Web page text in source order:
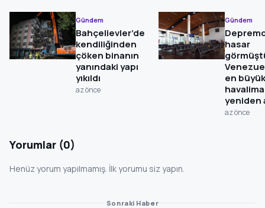
Gündem
Bahçelievler’de
kendiliğinden
çöken binanın
yanındaki yapı
yıkıldı
az önce
Gündem
hasar
en büyük
yeniden
az önce
Yorumlar (0)
Henüz yorum yapılmamış. İlk yorumu siz yapın.
Sonraki Haber